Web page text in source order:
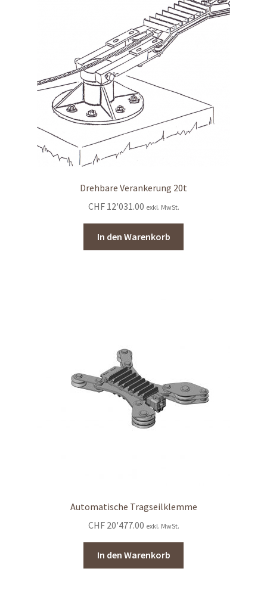
Drehbare Verankerung 20t
CHF12'031.00 exkl. MwSt.
In den Warenkorb
Automatische Tragseilklemme
CHF20'477.00 exkl. MwSt.
In den Warenkorb